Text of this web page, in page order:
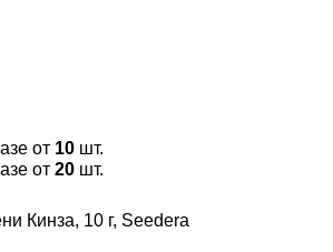
от 10 шт.
от 20 шт.
Кинза, 10 г, Seedera
«Рязаночка»
лист» кристаллические
лист» кристаллические
кашпо